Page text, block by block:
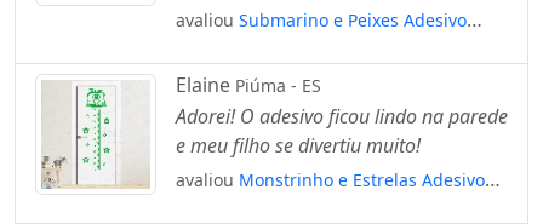
avaliou Submarino e Peixes Adesivo
de Altura para Quarto, Porta e Parede
Mod:251
Elaine Piúma - ES
Adorei! O adesivo ficou lindo na parede
e meu filho se divertiu muito!
avaliou Monstrinho e Estrelas Adesivo